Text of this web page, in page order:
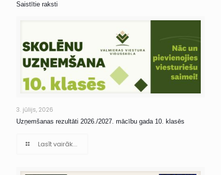
Saistītie raksti
3. jūlijs, 2026
Uzņemšanas rezultāti 2026./2027. mācību gada 10. klasēs
Lasīt vairāk...